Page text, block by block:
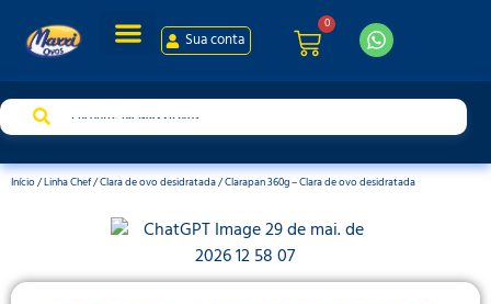
Sua conta
0
Início/Linha Chef/Clara de ovo desidratada/ Clarapan 360g – Clara de ovo desidratada